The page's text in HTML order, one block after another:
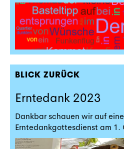
BLICK ZURÜCK
Erntedank 2023
Dankbar schauen wir auf
Erntedankgottesdienst am 1.